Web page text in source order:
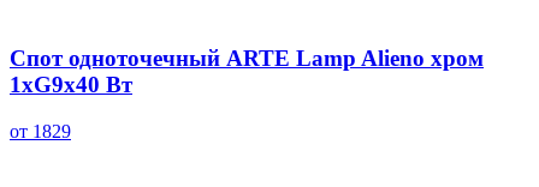
Спот одноточечный ARTE Lamp Alieno хром
1хG9х40 Вт
от 1829